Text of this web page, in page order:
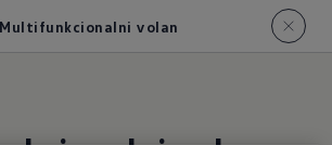
Multifunkcionalni volan